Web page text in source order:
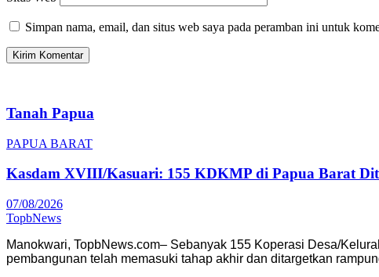
Simpan nama, email, dan situs web saya pada peramban ini untuk
Tanah Papua
PAPUA BARAT
Kasdam XVIII/Kasuari: 155 KDKMP di Papua Barat
07/08/2026
TopbNews
Manokwari, TopbNews.com– Sebanyak 155 Koperasi Desa/
pembangunan telah memasuki tahap akhir dan ditargetkan